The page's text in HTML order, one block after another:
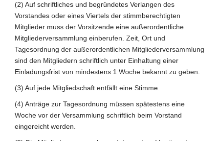
(2) Auf schriftliches und begründetes Verlangen des
Vorstandes oder eines Viertels der stimmberechtigten
Mitglieder muss der Vorsitzende eine außerordentliche
Mitgliederversammlung einberufen. Zeit, Ort und
Tagesordnung der außerordentlichen Mitgliederversammlung
sind den Mitgliedern schriftlich unter Einhaltung einer
Einladungsfrist von mindestens 1 Woche bekannt zu geben.
(3) Auf jede Mitgliedschaft entfällt eine Stimme.
(4) Anträge zur Tagesordnung müssen spätestens eine
Woche vor der Versammlung schriftlich beim Vorstand
eingereicht werden.